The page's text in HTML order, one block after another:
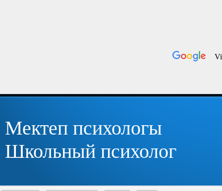
Мектеп психологы
Школьный психолог